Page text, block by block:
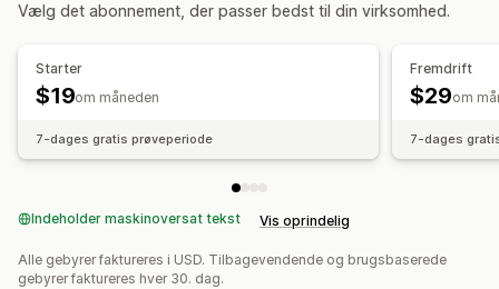
Synkronisering i realtid Planlagt synkronisering
Masseimport
Vælg det abonnement, der passer bedst til din virksomhed.
Starter
$19om måneden
7-dages gratis prøveperiode
Fremdrift
$29om
7-dages
Indeholder maskinoversat tekst Vis oprindelig
Alle gebyrer faktureres i USD. Tilbagevendende og brugsbaserede
gebyrer faktureres hver 30. dag.